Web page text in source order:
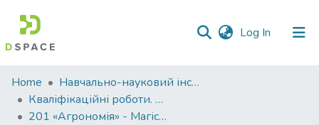
Log In (current)
Communities
&
Collections
Home
Навчально-науковий інститут агротехнологій, селекції та екології
Кваліфікаційні роботи. ННІ агротехнологій, селекції та екології
201 «Агрономія» - Магістри 2023-2024